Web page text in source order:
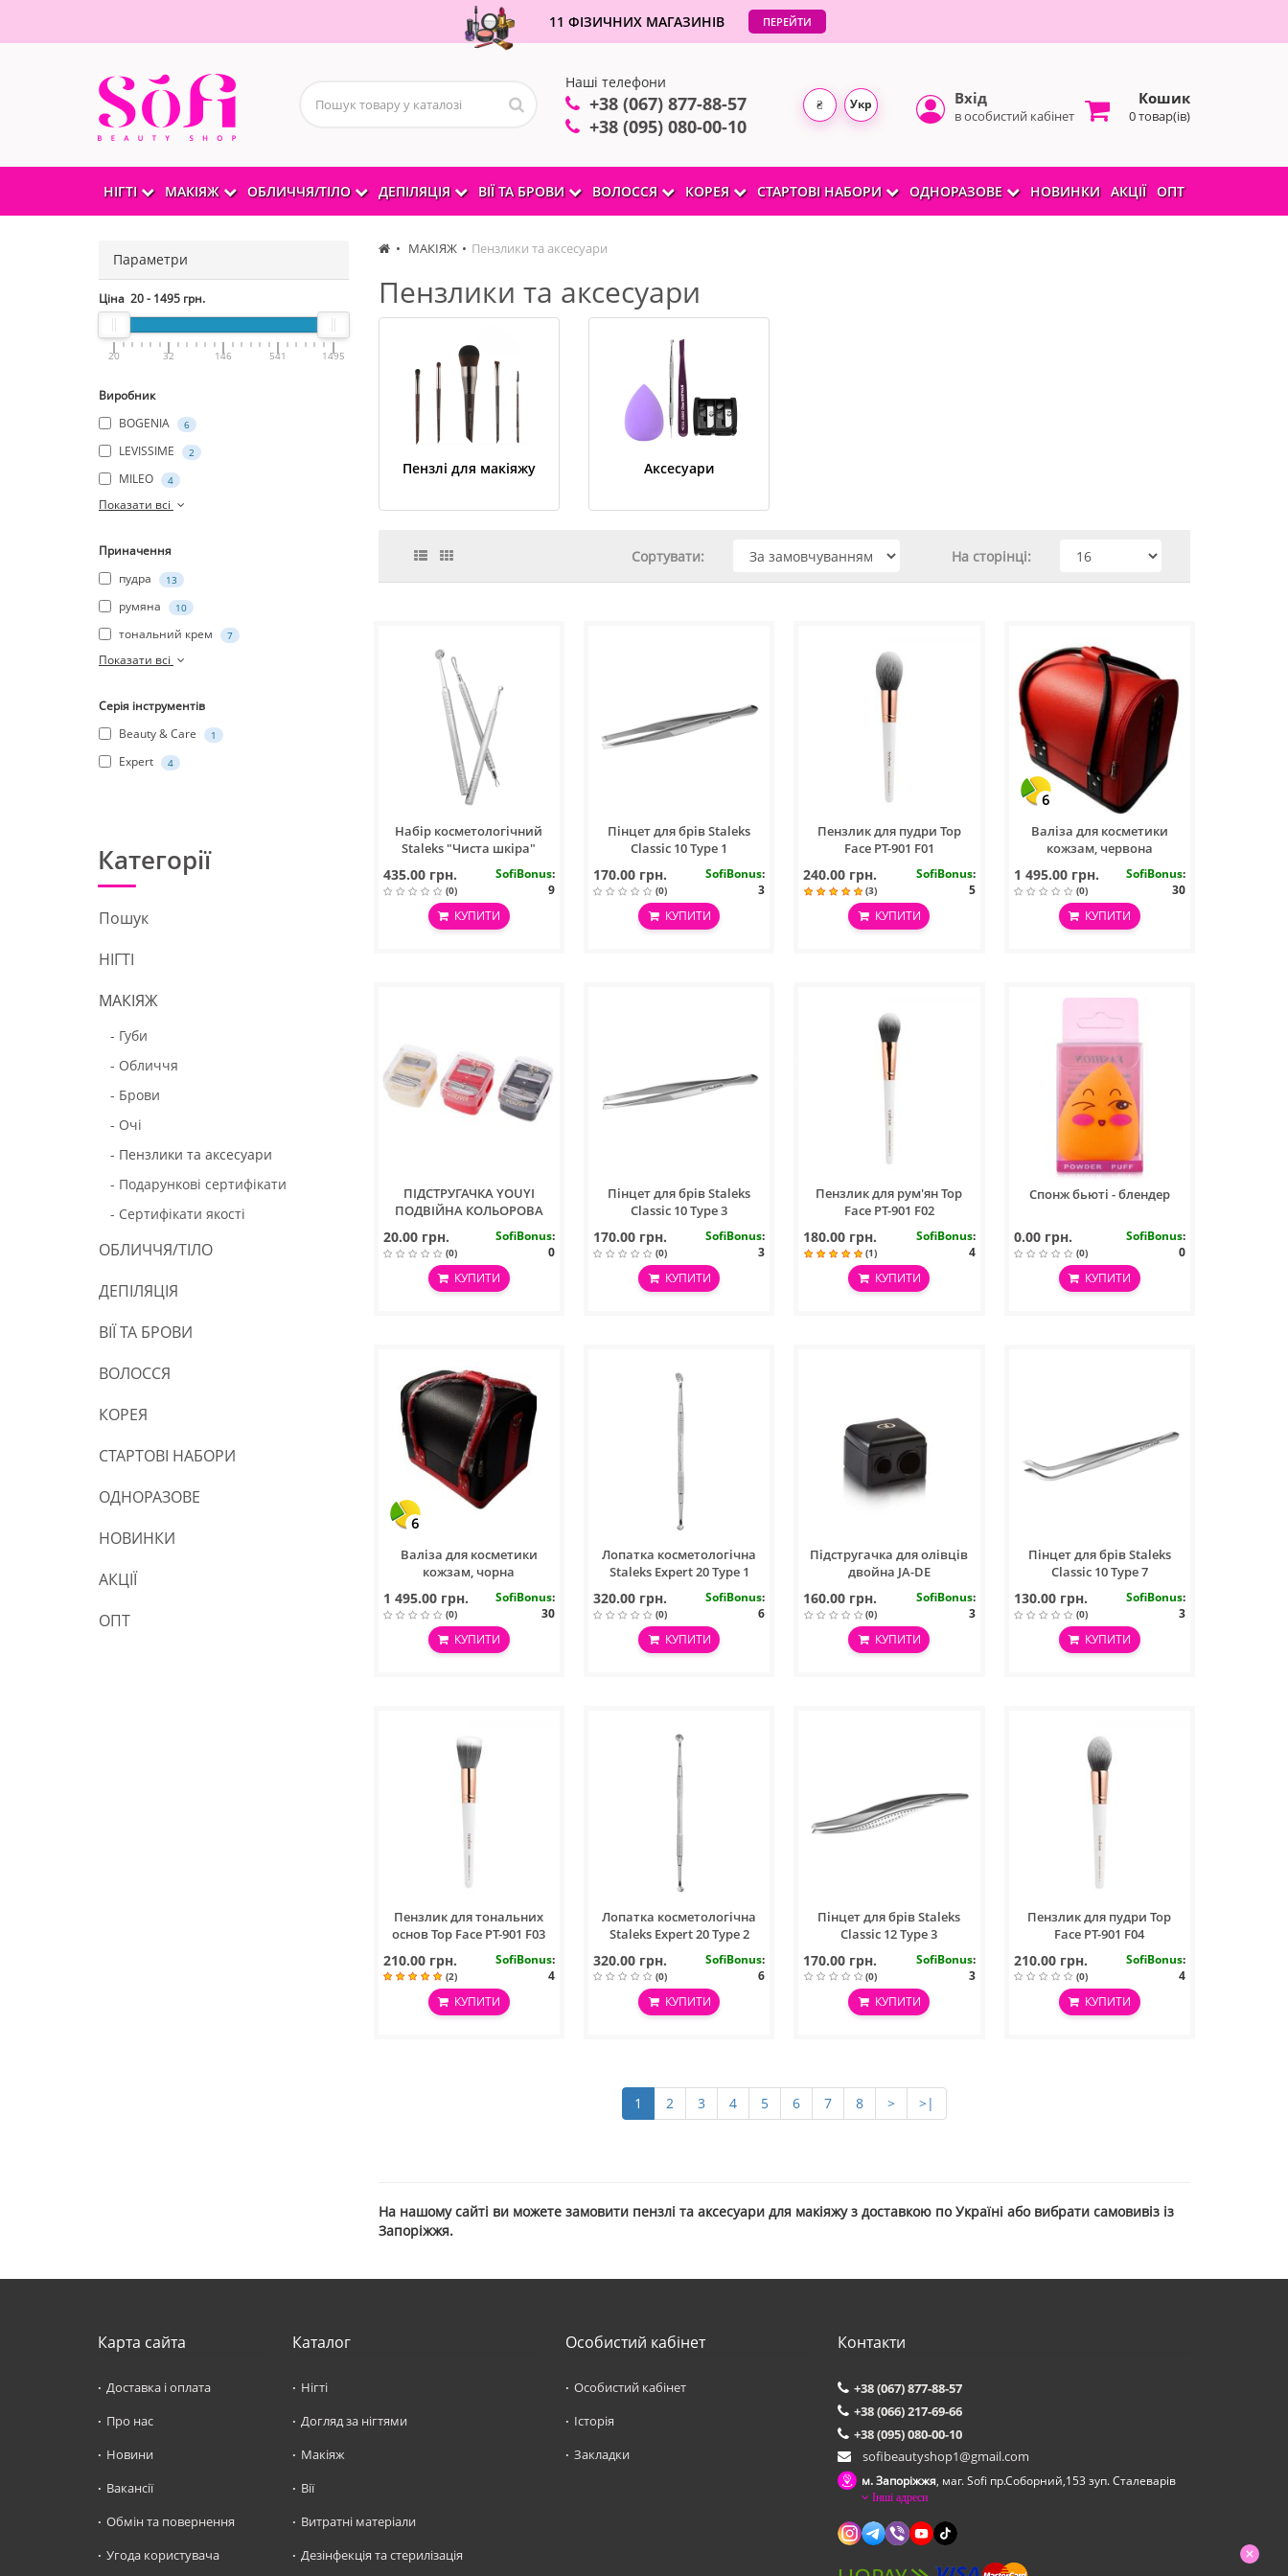
11 ФІЗИЧНИХ МАГАЗИНІВ ПЕРЕЙТИ
Наші телефони
+38 (067) 877-88-57
+38 (095) 080-00-10
₴ Укр Вхід
в особистий кабінет
Кошик
0 товар(ів)
НІГТІ МАКІЯЖ ОБЛИЧЧЯ/ТІЛО ДЕПІЛЯЦІЯ ВІЇ ТА БРОВИ ВОЛОССЯ КОРЕЯ СТАРТОВІ НАБОРИ ОДНОРАЗОВЕ НОВИНКИ АКЦІЇ ОПТ
Параметри
Ціна 20- 1495 грн.
20 32 146 541 1495
Виробник
BOGENIA
6
LEVISSIME 2
MILEO 4
Показати всі
Приначення
пудра
13
румяна 10
тональний крем 7
Показати всі
Серія інструментів
Beauty & Care
1
Expert 4
Категорії
Пошук
НІГТІ
МАКІЯЖ
- Губи
- Обличчя
- Брови
- Очі
- Пензлики та аксесуари
- Подарункові сертифікати
- Сертифікати якості
ОБЛИЧЧЯ/ТІЛО
ДЕПІЛЯЦІЯ
ВІЇ ТА БРОВИ
ВОЛОССЯ
КОРЕЯ
СТАРТОВІ НАБОРИ
ОДНОРАЗОВЕ
НОВИНКИ
АКЦІЇ
ОПТ
МАКІЯЖ Пензлики та аксесуари
Пензлики та аксесуари
Пензлі для макіяжу Аксесуари
Сортувати: На сторінці:
Набір косметологічний
Staleks "Чиста шкіра"
435.00 грн.
(0)
SofiBonus:
9
КУПИТИ
Пінцет для брів Staleks
Classic 10 Type 1
170.00 грн.
(0)
SofiBonus:
3
КУПИТИ
Пензлик для пудри Top
Face PT-901 F01
240.00 грн.
(3)
SofiBonus:
5
КУПИТИ
6
Валіза для косметики
кожзам, червона
1 495.00 грн.
(0)
SofiBonus:
30
КУПИТИ
ПІДСТРУГАЧКА YOUYI
ПОДВІЙНА КОЛЬОРОВА
20.00 грн.
(0)
SofiBonus:
0
КУПИТИ
Пінцет для брів Staleks
Classic 10 Type 3
170.00 грн.
(0)
SofiBonus:
3
КУПИТИ
Пензлик для рум'ян Top
Face PT-901 F02
180.00 грн.
(1)
SofiBonus:
4
КУПИТИ
Спонж бьюті - блендер
0.00 грн.
(0)
SofiBonus:
0
КУПИТИ
6
Валіза для косметики
кожзам, чорна
1 495.00 грн.
(0)
SofiBonus:
30
КУПИТИ
Лопатка косметологічна
Staleks Expert 20 Type 1
320.00 грн.
(0)
SofiBonus:
6
КУПИТИ
Підстругачка для олівців
двойна JA-DE
160.00 грн.
(0)
SofiBonus:
3
КУПИТИ
Пінцет для брів Staleks
Classic 10 Type 7
130.00 грн.
(0)
SofiBonus:
3
КУПИТИ
Пензлик для тональних
основ Top Face PT-901 F03
210.00 грн.
(2)
SofiBonus:
4
КУПИТИ
Лопатка косметологічна
Staleks Expert 20 Type 2
320.00 грн.
(0)
SofiBonus:
6
КУПИТИ
Пінцет для брів Staleks
Classic 12 Type 3
170.00 грн.
(0)
SofiBonus:
3
КУПИТИ
Пензлик для пудри Top
Face PT-901 F04
210.00 грн.
(0)
SofiBonus:
4
КУПИТИ
1 2 3 4 5 6 7 8 > >|
На нашому сайті ви можете замовити пензлі та аксесуари для макіяжу з доставкою по Україні або вибрати самовивіз із
Запоріжжя.
Карта сайта
Доставка і оплата
Про нас
Новини
Вакансії
Обмін та повернення
Угода користувача
Каталог
Нігті
Догляд за нігтями
Макіяж
Вії
Витратні матеріали
Дезінфекція та стерилізація
Особистий кабінет
Особистий кабінет
Історія
Закладки
Контакти
+38 (067) 877-88-57
+38 (066) 217-69-66
+38 (095) 080-00-10
sofibeautyshop1@gmail.com
м. Запоріжжя, маг. Sofi пр.Соборний,153 зуп. Сталеварiв
Інші адреси